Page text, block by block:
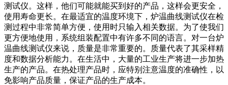
测试仪。这样，他们可能就能买到好的产品，这样会更安全，
使用寿命更长。在最适宜的温度环境下，炉温曲线测试仪在检
测过程中非常简单方便，使用时只输入相关数据。为了使我们
更方便地使用，系统组装配置中有许多不同的语言。对一台炉
温曲线测试仪来说，质量是非常重要的。质量代表了其采样精
度和数据分析能力。在生活中，大量的工业生产将进一步加热
生产的产品。在热处理产品时，应特别注意温度的准确性，以
免影响产品质量，保证产品的生产成本。